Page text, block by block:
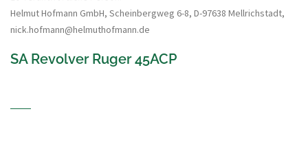
Helmut Hofmann GmbH, Scheinbergweg 6-8, D-97638 Mellrichstadt,
nick.hofmann@helmuthofmann.de
SA Revolver Ruger 45ACP